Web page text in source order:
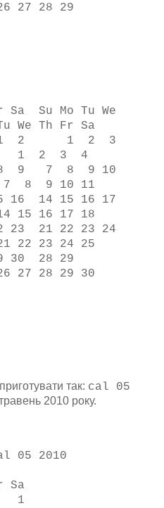
29
Sa Su Mo Tu We
We Th Fr Sa
2 3
2 3 4
9 7 8 9 10
8 9 10 11
16 14 15 16 17
15 16 17 18
23 21 22 23 24
22 23 24 25
30 28 29
29 30
так: cal 05
2010 року.
05 2010
Sa